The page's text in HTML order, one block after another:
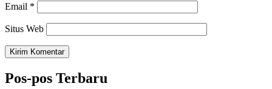
Email *
Situs Web
Pos-pos Terbaru